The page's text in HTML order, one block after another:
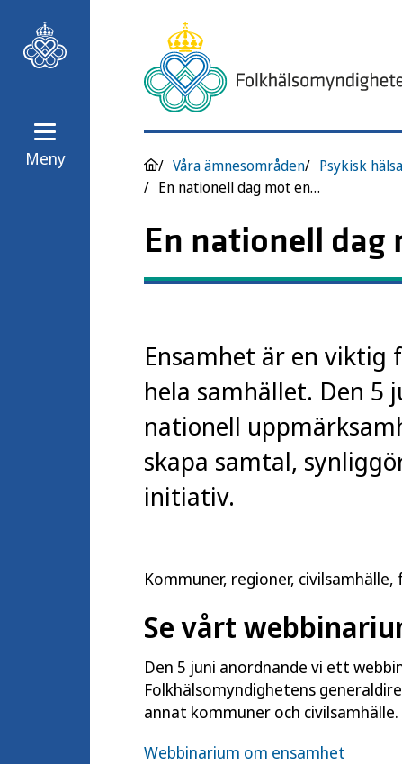
Meny Våra ämnesområden Psykisk hälsa
En nationell dag mot ensamhet för tillsammanshet
En nationell
Ensamhet är en viktig
hela samhället. Den 5
nationell
skapa samtal,
initiativ.
Kommuner, regioner,
Se vårt
Den 5 juni anordnande vi ett
Folkhälsomyndighetens
annat kommuner och civilsamhälle.
Webbinarium om ensamhet